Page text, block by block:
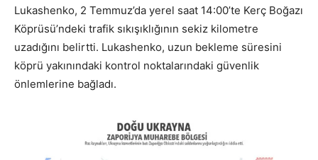
Lukashenko, 2 Temmuz’da yerel saat 14:00’te Kerç Boğazı
Köprüsü’ndeki trafik sıkışıklığının sekiz kilometre
uzadığını belirtti. Lukashenko, uzun bekleme süresini
köprü yakınındaki kontrol noktalarındaki güvenlik
önlemlerine bağladı.